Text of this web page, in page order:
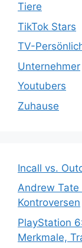
Tiere
TikTok Stars
TV-
Unternehmer
Youtubers
Zuhause
Incall vs.
Andrew Tate
Kontroversen
PlayStation
Merkmale,